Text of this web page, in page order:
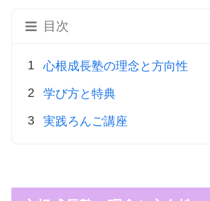
目次
心根成長塾の理念と方向性
学び方と特典
実践ろんご講座